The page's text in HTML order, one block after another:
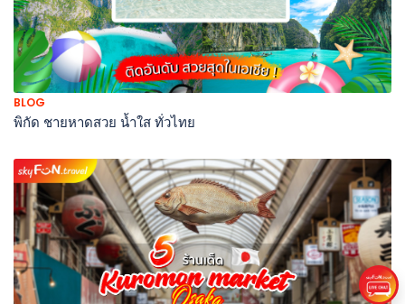
BLOG
พิกัด ชายหาดสวย น้ำใส ทั่วไทย